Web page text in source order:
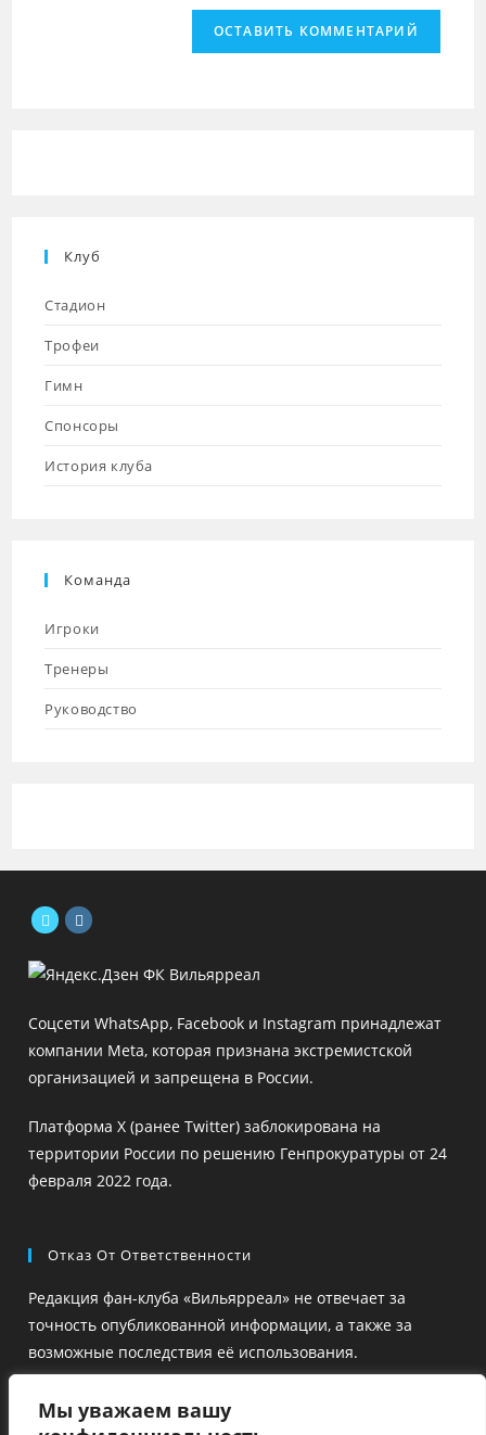
Мы уважаем вашу
прокомментировать
Клуб
Стадион
Трофеи
Гимн
Спонсоры
История клуба
Команда
Игроки
Тренеры
Руководство
в
вкладке
в
вкладке
Соцсети WhatsApp, Facebook и Instagram принадлежат
компании Meta, которая признана экстремистской
организацией и запрещена в России.
Платформа X (ранее Twitter) заблокирована на
территории России по решению Генпрокуратуры от 24
февраля 2022 года.
Отказ От Ответственности
Редакция фан-клуба «Вильярреал» не отвечает за
точность опубликованной информации, а также за
возможные последствия её использования.
Ссылки на сторонние ресурсы размещены для удобства
и ознакомления, но их содержание не проверяется